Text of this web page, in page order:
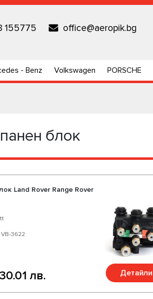
155775 office@aeropik.bg
- Benz Volkswagen PORSCHE
блок
Land Rover Range Rover
3622
лв. Детайли